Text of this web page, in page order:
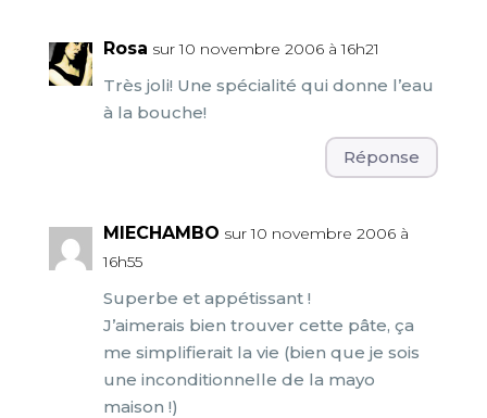
Rosa sur 10 novembre 2006 à 16h21
Très joli! Une spécialité qui donne l’eau
à la bouche!
Réponse
MIECHAMBO sur 10 novembre 2006 à
16h55
Superbe et appétissant !
J’aimerais bien trouver cette pâte, ça
me simplifierait la vie (bien que je sois
une inconditionnelle de la mayo
maison !)